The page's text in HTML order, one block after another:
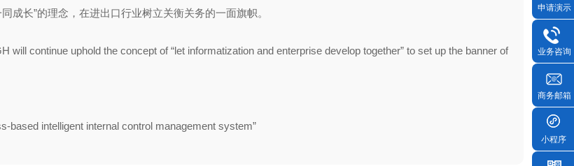
成长”的理念，在进出口行业树立关衡关务的一面旗帜。
continue uphold the concept of “let informatization and enterprise develop together” to set up the banner of
based intelligent internal control management system”
申请演示
业务咨询
商务邮箱
小程序